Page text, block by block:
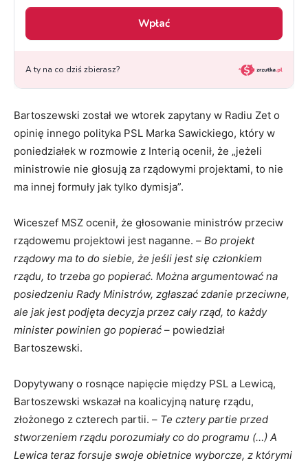
Bartoszewski został we wtorek zapytany w Radiu Zet o
opinię innego polityka PSL Marka Sawickiego, który w
poniedziałek w rozmowie z Interią ocenił, że „jeżeli
ministrowie nie głosują za rządowymi projektami, to nie
ma innej formuły jak tylko dymisja”.
Wiceszef MSZ ocenił, że głosowanie ministrów przeciw
rządowemu projektowi jest naganne. – Bo projekt
rządowy ma to do siebie, że jeśli jest się członkiem
rządu, to trzeba go popierać. Można argumentować na
posiedzeniu Rady Ministrów, zgłaszać zdanie przeciwne,
ale jak jest podjęta decyzja przez cały rząd, to każdy
minister powinien go popierać – powiedział
Bartoszewski.
Dopytywany o rosnące napięcie między PSL a Lewicą,
Bartoszewski wskazał na koalicyjną naturę rządu,
złożonego z czterech partii. – Te cztery partie przed
stworzeniem rządu porozumiały co do programu (…) A
Lewica teraz forsuje swoje obietnice wyborcze, z którymi